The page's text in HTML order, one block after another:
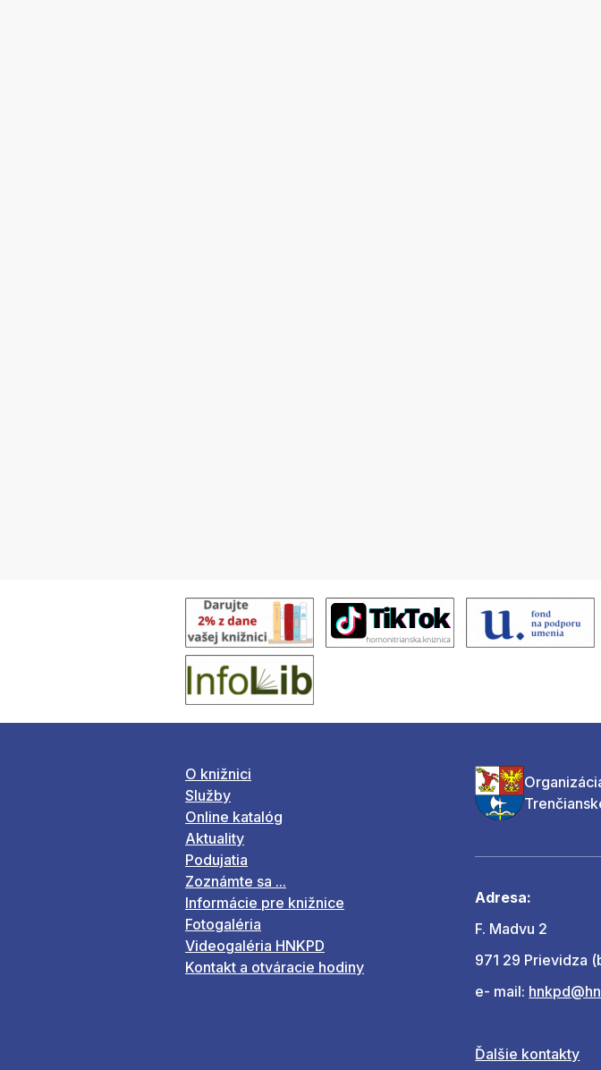
O knižnici
Služby
Online katalóg
Aktuality
Podujatia
Zoznámte sa ...
Informácie pre knižnice
Fotogaléria
Videogaléria HNKPD
Kontakt a otváracie hodiny
Adresa:
F. Madvu 2
971 29 Prievidza
e- mail:
Ďalšie kontakty